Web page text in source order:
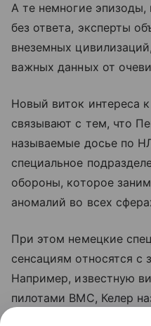
А те немногие
без ответа, эксперты
внеземных
важных данных от
Новый виток интереса
связывают с тем, что
называемые досье по
специальное
обороны, которое
аномалий во всех
При этом немецкие
сенсациям относятся с
Например, известную
пилотами ВМС, Келер